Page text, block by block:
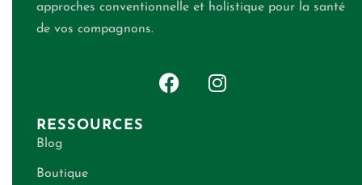
approches conventionnelle et holistique pour la santé
de vos compagnons.
RESSOURCES
Blog
Boutique